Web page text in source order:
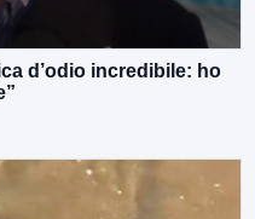
d’odio incredibile: ho